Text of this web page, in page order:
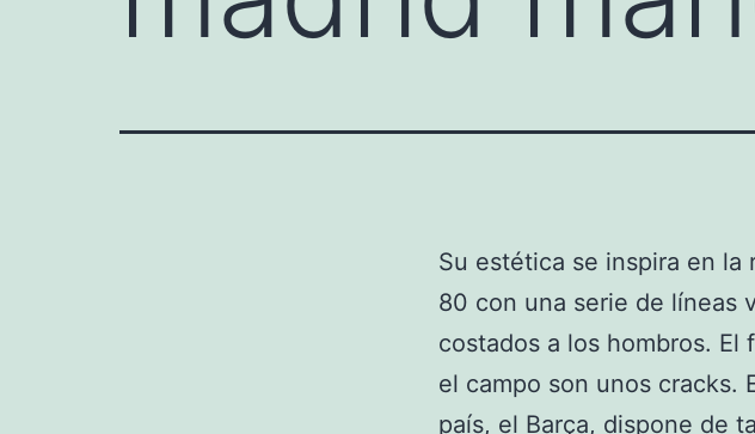
Su estética se inspira en
80 con una serie de líneas
costados a los hombros.
el campo son unos cracks.
país, el Barça, dispone de